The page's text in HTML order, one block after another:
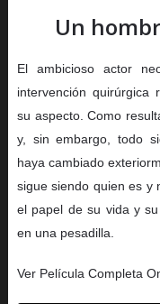
Un
El ambicioso actor
intervención quirúrgica
su aspecto. Como
y, sin embargo, todo
haya cambiado
sigue siendo quien es y
el papel de su vida y
en una pesadilla.
Ver Película Completa